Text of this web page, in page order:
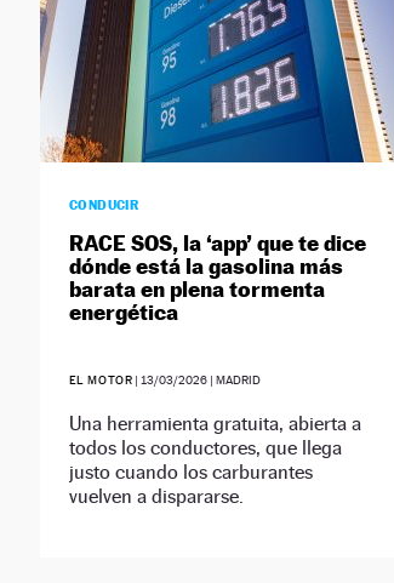
CONDUCIR
RACE SOS, la ‘app’ que te dice
dónde está la gasolina más
barata en plena tormenta
energética
EL MOTOR | 13/03/2026 | MADRID
Una herramienta gratuita, abierta a
todos los conductores, que llega
justo cuando los carburantes
vuelven a dispararse.